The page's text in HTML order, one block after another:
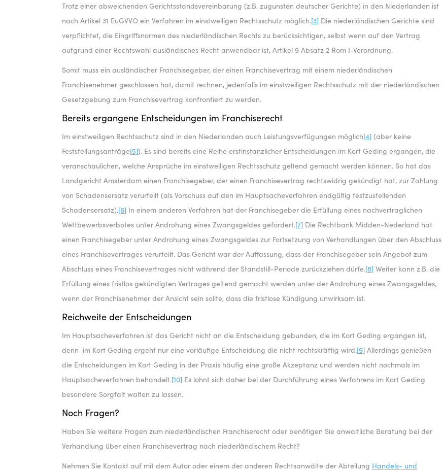
Trotz einer abweichenden Gerichtsstandsvereinbarung (z.B. zugunsten deutscher Gerichte) in den Niederlanden ist
nach Artikel 31 EuGVVO ein Verfahren im einstweiligen Rechtsschutz möglich.[3] Die niederländischen Gerichte sind
verpflichtet, die Eingriffsnormen des niederländischen Rechts zu berücksichtigen, selbst wenn auf den Vertrag
aufgrund einer Rechtswahl ausländisches Recht anwendbar ist, Artikel 9 Absatz 2 Rom I-Verordnung.
Somit muss ein ausländischer Franchisegeber, der einen Franchisevertrag mit einem niederländischen
Franchisenehmer geschlossen hat, damit rechnen, jedenfalls im einstweiligen Rechtsschutz mit der niederländischen
Gesetzgebung zum Franchisevertrag konfrontiert zu werden.
Bereits ergangene Entscheidungen im Franchiserecht
Im einstweiligen Rechtsschutz sind in den Niederlanden auch Leistungsverfügungen möglich[4] (aber keine
Feststellungsanträge[5]). Es sind bereits eine Reihe erstinstanzlicher Entscheidungen im Kort Geding ergangen, die
veranschaulichen, welche Ansprüche im einstweiligen Rechtsschutz geltend gemacht werden können. So hat das
Landgericht Amsterdam einen Franchisegeber, der einen Franchisevertrag rechtswidrig gekündigt hat, zur Zahlung
von Schadensersatz verurteilt (als Vorschuss auf den im Hauptsacheverfahren endgültig festzustellenden
Schadensersatz).[6] In einem anderen Verfahren hat der Franchisegeber die Erfüllung eines nachvertraglichen
Wettbewerbsverbotes unter Androhung eines Zwangsgeldes gefordert.[7] Die Rechtbank Midden-Nederland hat
einen Franchisegeber unter Androhung eines Zwangsgeldes zur Fortsetzung von Verhandlungen über den Abschluss
eines Franchisevertrages verurteilt. Das Gericht war der Auffassung, dass der Franchisegeber sein Angebot zum
Abschluss eines Franchisevertrages nicht während der Standstill-Periode zurückziehen dürfe.[8] Weiter kann z.B. die
Erfüllung eines fristlos gekündigten Vertrages geltend gemacht werden unter der Androhung eines Zwangsgeldes,
wenn der Franchisenehmer der Ansicht sein sollte, dass die fristlose Kündigung unwirksam ist.
Reichweite der Entscheidungen
Im Hauptsacheverfahren ist das Gericht nicht an die Entscheidung gebunden, die im Kort Geding ergangen ist,
denn im Kort Geding ergeht nur eine vorläufige Entscheidung die nicht rechtskräftig wird.[9] Allerdings genießen
die Entscheidungen im Kort Geding in der Praxis häufig eine große Akzeptanz und werden nicht nochmals im
Hauptsacheverfahren behandelt.[10] Es lohnt sich daher bei der Durchführung eines Verfahrens im Kort Geding
besondere Sorgfalt walten zu lassen.
Noch Fragen?
Haben Sie weitere Fragen zum niederländischen Franchiserecht oder benötigen Sie anwaltliche Beratung bei der
Verhandlung über einen Franchisevertrag nach niederländischem Recht?
Nehmen Sie Kontakt auf mit dem Autor oder einem der anderen Rechtsanwälte der Abteilung Handels- und